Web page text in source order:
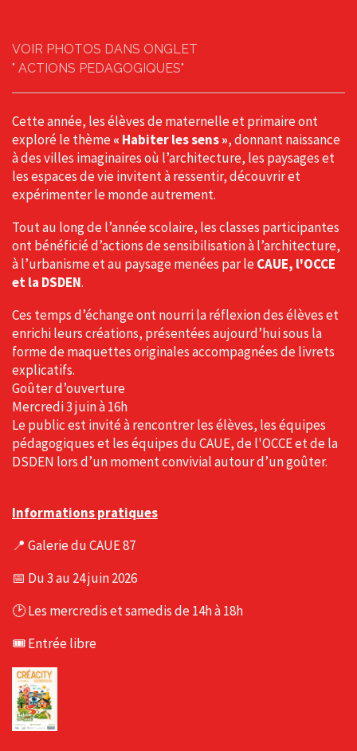
VOIR PHOTOS DANS ONGLET
" ACTIONS PEDAGOGIQUES"
Cette année, les élèves de maternelle et primaire ont
exploré le thème« Habiter les sens », donnant naissance
à des villes imaginaires où l’architecture, les paysages et
les espaces de vie invitent à ressentir, découvrir et
expérimenter le monde autrement.
Tout au long de l’année scolaire, les classes participantes
ont bénéficié d’actions de sensibilisation à l’architecture,
à l’urbanisme et au paysage menées par leCAUE, l'OCCE
et la DSDEN.
Ces temps d’échange ont nourri la réflexion des élèves et
enrichi leurs créations, présentées aujourd’hui sous la
forme de maquettes originales accompagnées de livrets
explicatifs.
Goûter d’ouverture
Mercredi 3 juin à 16h
Le public est invité à rencontrer les élèves, les équipes
pédagogiques et les équipes du CAUE, de l'OCCE et de la
DSDEN lors d’un moment convivial autour d’un goûter.
Informations pratiques
📍 Galerie du CAUE 87
📅 Du 3 au 24 juin 2026
🕑 Les mercredis et samedis de 14h à 18h
🎟️ Entrée libre